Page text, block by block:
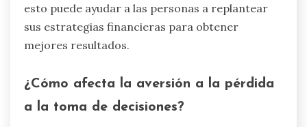
esto puede ayudar a las personas a replantear
sus estrategias financieras para obtener
mejores resultados.
¿Cómo afecta la aversión a la pérdida
a la toma de decisiones?